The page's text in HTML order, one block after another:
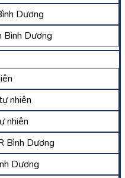
Dương
Bình Dương
nhiên
nhiên
Bình Dương
Dương